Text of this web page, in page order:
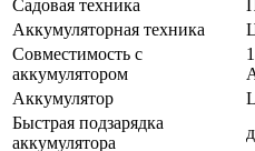
Садовая техника
Аккумуляторная техника
Совместимость с
аккумулятором
Аккумулятор
Быстрая подзарядка
аккумулятора